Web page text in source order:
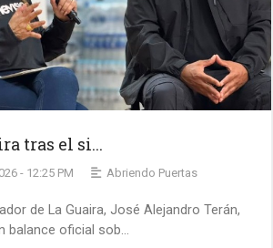
tras el si...
- 12:25 PM Abriendo Puertas
de La Guaira, José Alejandro Terán,
balance oficial sob...